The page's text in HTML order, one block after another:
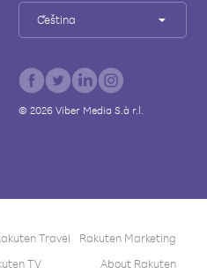
Čeština
© 2026Viber Media S.à r.l.
Travel
Rakuten Marketing
TV About Rakuten